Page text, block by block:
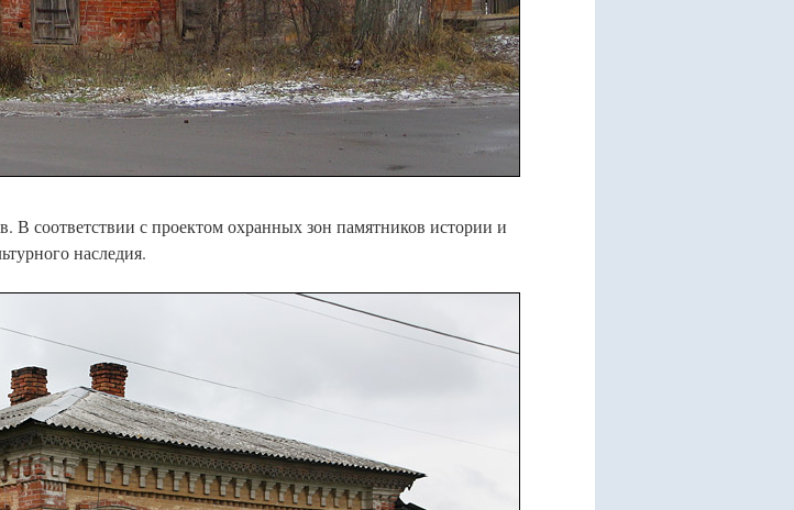
соответствии с проектом охранных зон памятников истории и
наследия.